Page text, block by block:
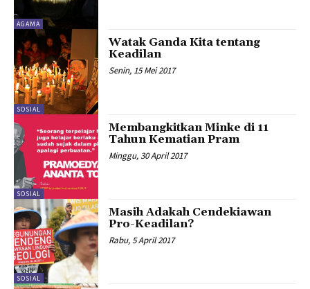
AGAMA
SOSIAL
Watak Ganda Kita tentang
Keadilan
Senin, 15 Mei 2017
SOSIAL
Membangkitkan Minke di 11
Tahun Kematian Pram
Minggu, 30 April 2017
SOSIAL
Masih Adakah Cendekiawan
Pro-Keadilan?
Rabu, 5 April 2017